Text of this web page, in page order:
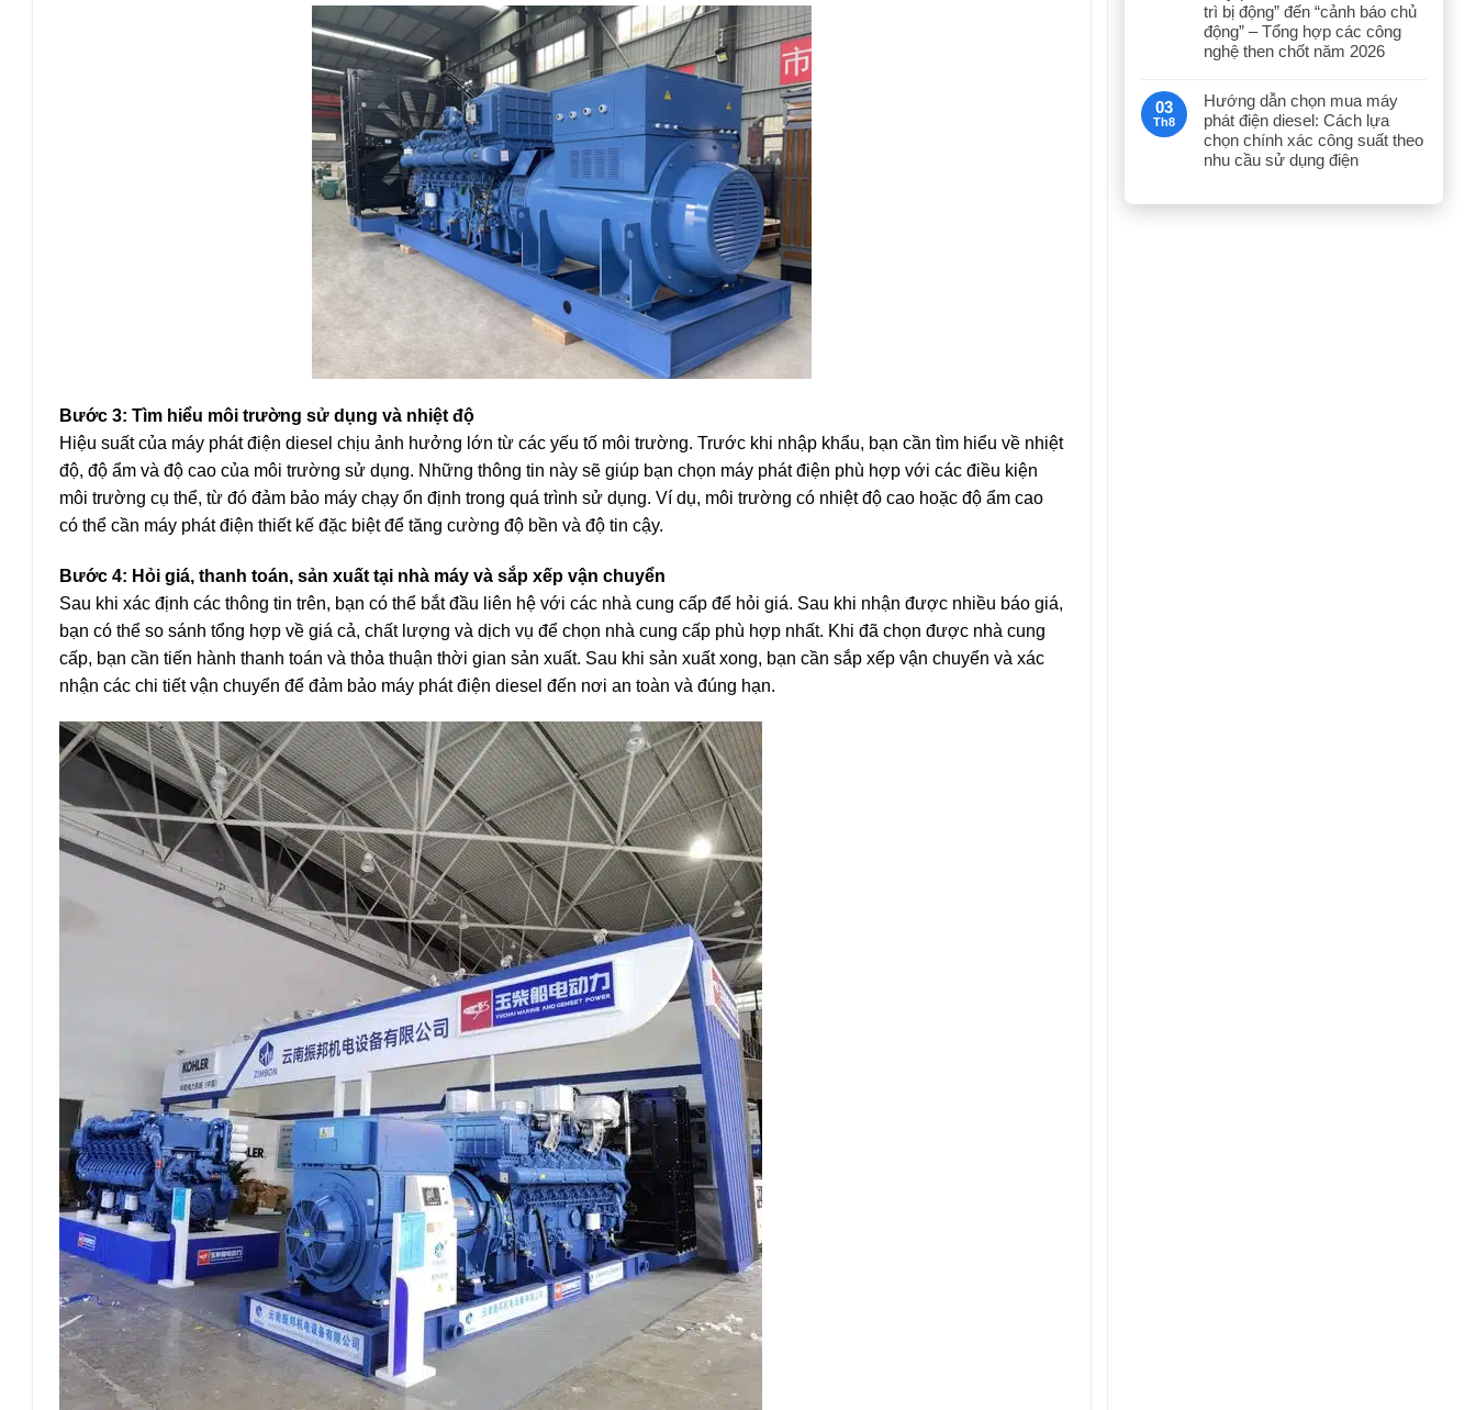
Bước 3: Tìm hiểu môi trường sử dụng và nhiệt độ
Hiệu suất của máy phát điện diesel chịu ảnh hưởng lớn từ các yếu tố môi trường. Trước khi nhập khẩu, bạn cần tìm hiểu về nhiệt
độ, độ ẩm và độ cao của môi trường sử dụng. Những thông tin này sẽ giúp bạn chọn máy phát điện phù hợp với các điều kiện
môi trường cụ thể, từ đó đảm bảo máy chạy ổn định trong quá trình sử dụng. Ví dụ, môi trường có nhiệt độ cao hoặc độ ẩm cao
có thể cần máy phát điện thiết kế đặc biệt để tăng cường độ bền và độ tin cậy.
Bước 4: Hỏi giá, thanh toán, sản xuất tại nhà máy và sắp xếp vận chuyển
Sau khi xác định các thông tin trên, bạn có thể bắt đầu liên hệ với các nhà cung cấp để hỏi giá. Sau khi nhận được nhiều báo giá,
bạn có thể so sánh tổng hợp về giá cả, chất lượng và dịch vụ để chọn nhà cung cấp phù hợp nhất. Khi đã chọn được nhà cung
cấp, bạn cần tiến hành thanh toán và thỏa thuận thời gian sản xuất. Sau khi sản xuất xong, bạn cần sắp xếp vận chuyển và xác
nhận các chi tiết vận chuyển để đảm bảo máy phát điện diesel đến nơi an toàn và đúng hạn.
trì bị động” đến “cảnh báo chủ
động” – Tổng hợp các công
nghệ then chốt năm 2026
03
Th8
Hướng dẫn chọn mua máy
phát điện diesel: Cách lựa
chọn chính xác công suất theo
nhu cầu sử dụng điện